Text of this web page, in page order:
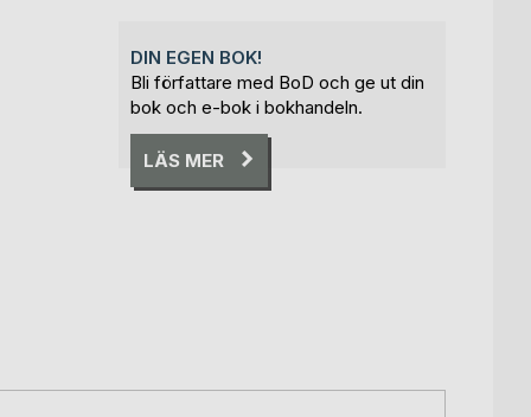
DIN EGEN BOK!
Bli författare med BoD och ge ut din
bok och e-bok i bokhandeln.
LÄS MER